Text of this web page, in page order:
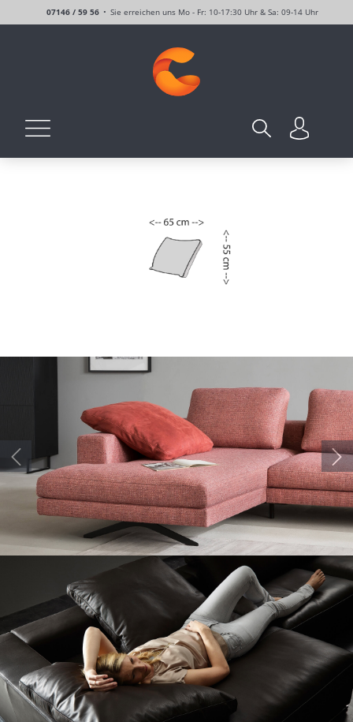
07146 / 59 56 Sie erreichen uns Mo - Fr: 10-17:30 Uhr & Sa: 09-14 Uhr